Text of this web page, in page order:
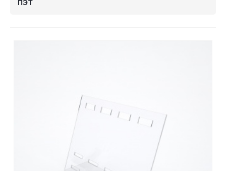
8 (800) 333-72-11
sale@plastikam.ru
ПЭТ